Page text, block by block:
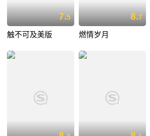
7.5
触不可及美版
8.7
燃情岁月